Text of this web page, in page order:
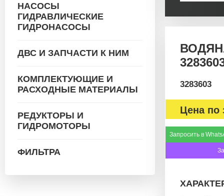
НАСОСЫ
ГИДРАВЛИЧЕСКИЕ
ГИДРОНАСОСЫ
ДВС И ЗАПЧАСТИ К НИМ
КОМПЛЕКТУЮЩИЕ И
РАСХОДНЫЕ МАТЕРИАЛЫ
РЕДУКТОРЫ И
ГИДРОМОТОРЫ
ФИЛЬТРА
3283603
Цена по
Запросить в